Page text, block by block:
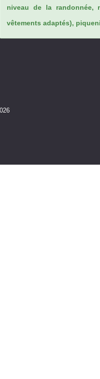
niveau de la randonnée,
vêtements adaptés),